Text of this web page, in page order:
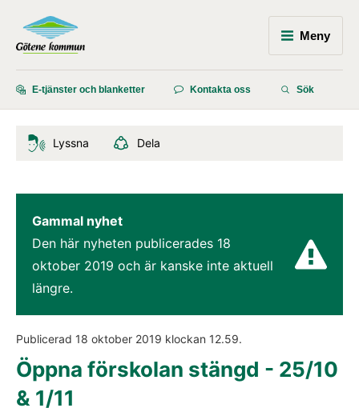
Meny
E-tjänster och blanketter Kontakta oss Sök
Lyssna Dela
Gammal nyhet
Den här nyheten publicerades 18
oktober 2019 och är kanske inte aktuell
längre.
Publicerad 18 oktober 2019 klockan 12.59.
Öppna förskolan stängd - 25/10
& 1/11